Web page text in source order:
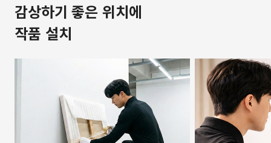
감상하기 좋은 위치에
작품 설치